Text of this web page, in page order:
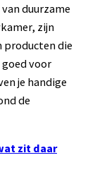
duurzame
zijn
producten die
voor
je handige
de
zit daar